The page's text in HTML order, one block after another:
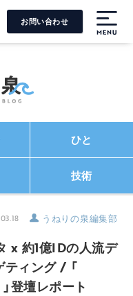
お問い合わせ
ひと
技術
うねりの泉編集部
x 約1億IDの人流デ
ィング / 「
登壇レポート